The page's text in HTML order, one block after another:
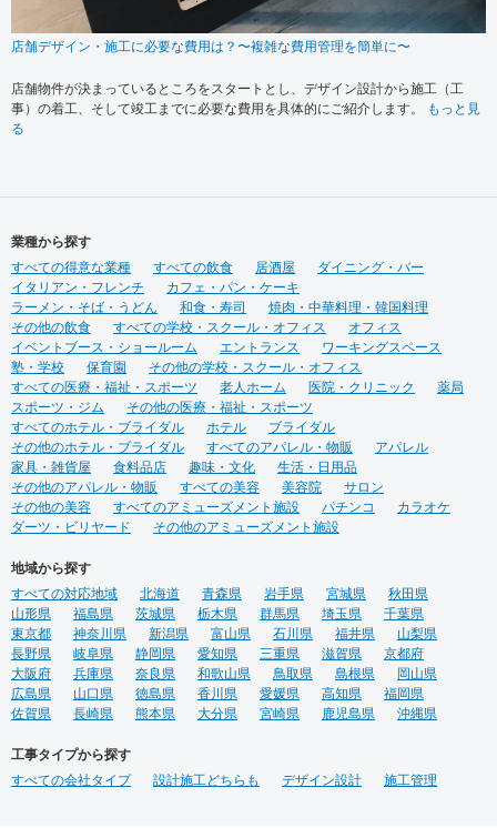
店舗デザイン・施工に必要な費用は？〜複雑な費用管理を簡単に〜
店舗物件が決まっているところをスタートとし、デザイン設計から施工（工
事）の着工、そして竣工までに必要な費用を具体的にご紹介します。
もっと見
る
業種から探す
すべての得意な業種
すべての飲食 居酒屋
ダイニング・バー
イタリアン・フレンチ
カフェ・パン・ケーキ
ラーメン・そば・うどん
和食・寿司
焼肉・中華料理・韓国料理
その他の飲食
すべての学校・スクール・オフィス
オフィス
イベントブース・ショールーム
エントランス
ワーキングスペース
塾・学校
保育園
その他の学校・スクール・オフィス
すべての医療・福祉・スポーツ
老人ホーム 医院・クリニック
薬局
スポーツ・ジム
その他の医療・福祉・スポーツ
すべてのホテル・ブライダル
ホテル
ブライダル
その他のホテル・ブライダル
すべてのアパレル・物販
アパレル
家具・雑貨屋
食料品店 趣味・文化
生活・日用品
その他のアパレル・物販
すべての美容 美容院
サロン
その他の美容
すべてのアミューズメント施設 パチンコ
カラオケ
ダーツ・ビリヤード
その他のアミューズメント施設
地域から探す
すべての対応地域
北海道 青森県 岩手県 宮城県
秋田県
山形県
福島県 茨城県 栃木県 群馬県 埼玉県
千葉県
東京都
神奈川県 新潟県 富山県 石川県 福井県
山梨県
長野県
岐阜県 静岡県 愛知県 三重県 滋賀県
京都府
大阪府
兵庫県 奈良県 和歌山県 鳥取県 島根県
岡山県
広島県
山口県 徳島県 香川県 愛媛県 高知県
福岡県
佐賀県
長崎県 熊本県 大分県 宮崎県 鹿児島県 沖縄県
工事タイプから探す
すべての会社タイプ
設計施工どちらも デザイン設計 施工管理